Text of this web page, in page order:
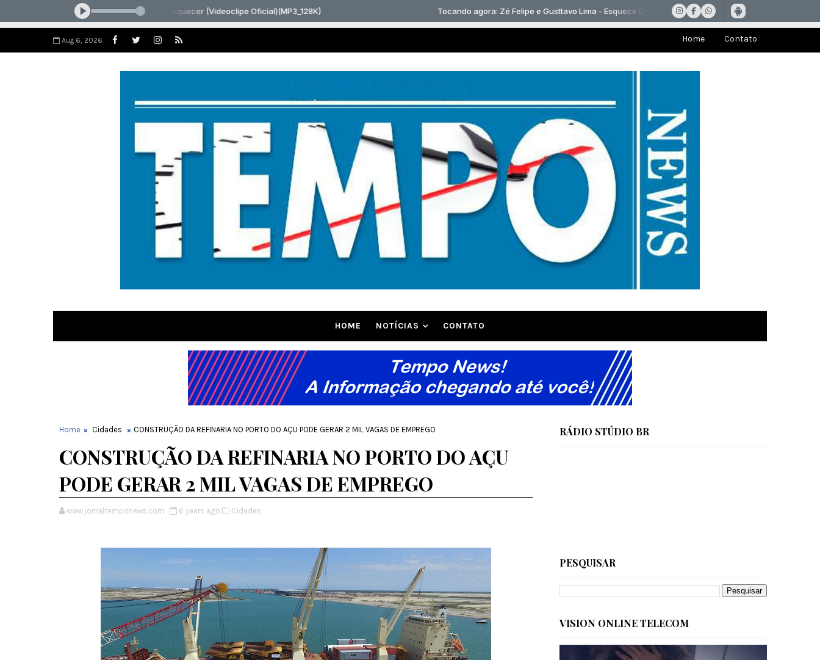
Aug 6, 2026 Home Contato
HOME NOTÍCIAS CONTATO
Home Cidades CONSTRUÇÃO DA REFINARIA NO PORTO DO AÇU PODE GERAR 2 MIL VAGAS DE EMPREGO
CONSTRUÇÃO DA REFINARIA NO PORTO DO AÇU
PODE GERAR 2 MIL VAGAS DE EMPREGO
www.jornaltemponews.com 6 years ago Cidades,
RÁDIO STÚDIO BR
PESQUISAR
VISION ONLINE TELECOM